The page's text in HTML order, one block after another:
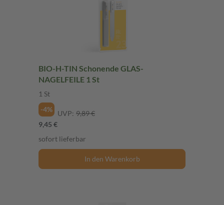
BIO-H-TIN Schonende GLAS-
NAGELFEILE 1 St
1 St
-4%
UVP: 9,89 €
9,45 €
sofort lieferbar
In den Warenkorb